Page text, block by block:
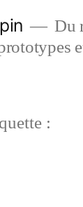
Du
: